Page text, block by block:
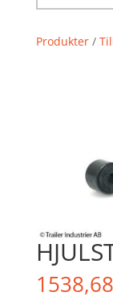
Produkter/
1538,68